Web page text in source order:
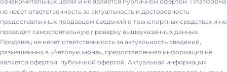
не несет ответственность за актуальность и достоверность
предоставленных продавцом сведений о транспортных средствах и не
проводит самостоятельную проверку вышеуказанных данных.
Продавец не несет ответственность за актуальность сведений,
размещенных в «Автоаукционе», предоставленная информация не
является офертой, публичной офертой. Актуальная информация